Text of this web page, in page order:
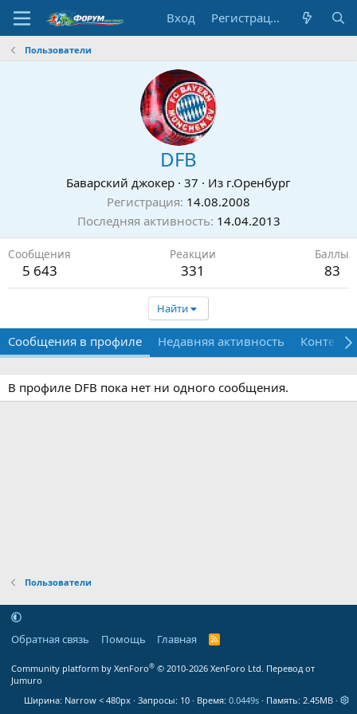
Вход Регистрация
Пользователи
DFB
Баварский джокер · 37 · Из г.Оренбург
Регистрация 14.08.2008
Последняя активность 14.04.2013
Сообщения
5 643
Реакции
331
Баллы
83
Найти
Сообщения в профиле Недавняя активность Контент
В профиле DFB пока нет ни одного сообщения.
Пользователи
Обратная связь Помощь Главная
R
Community platform by XenForo® © 2010-2026 XenForo Ltd. Перевод от
Jumuro
Ширина
Запросы 10 Время 0.0449s Память 2.45MB